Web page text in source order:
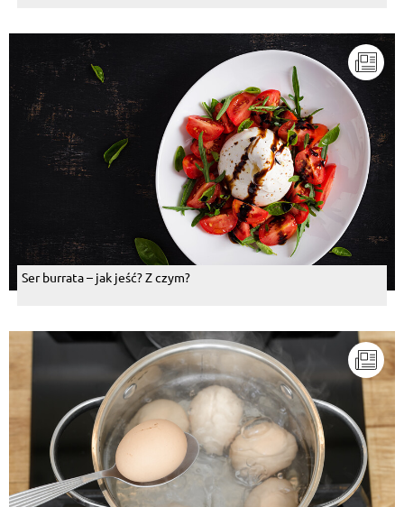
Ser burrata – jak jeść? Z czym?